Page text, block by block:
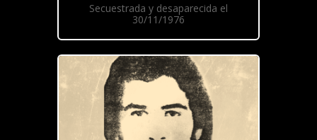
Secuestrada y desaparecida el
30/11/1976